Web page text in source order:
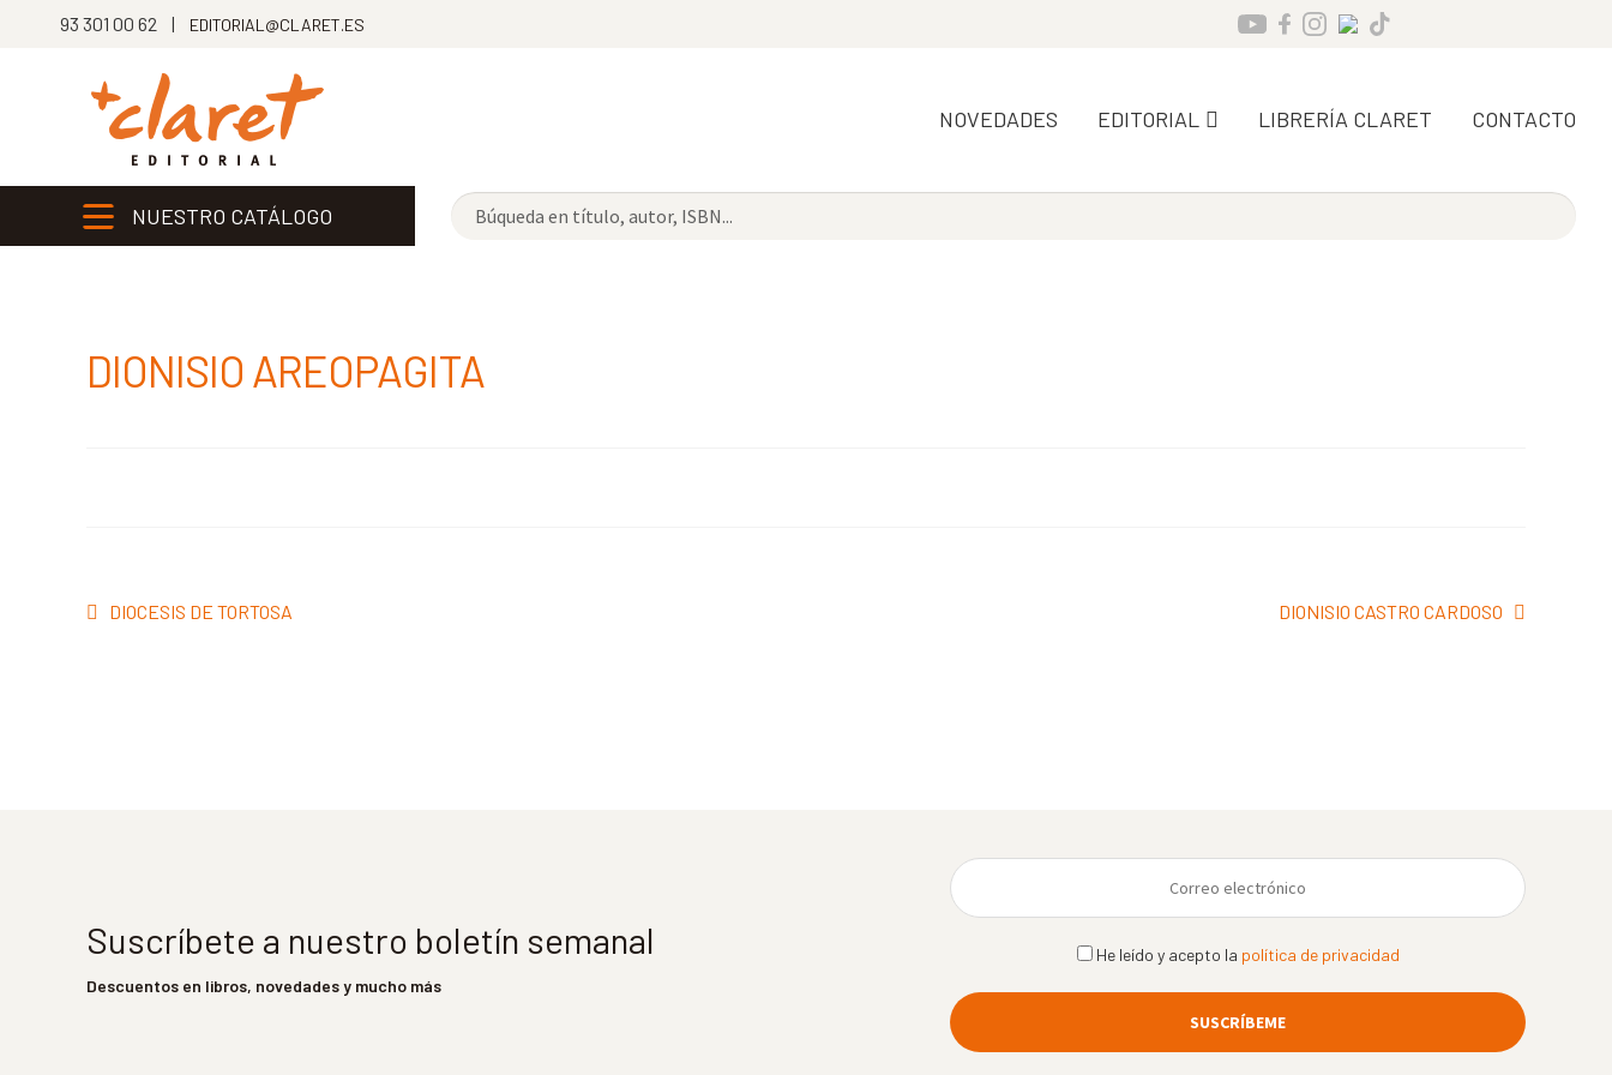
93 301 00 62 | EDITORIAL@CLARET.ES
NOVEDADES EDITORIAL LIBRERÍA CLARET CONTACTO
NUESTRO CATÁLOGO
DIONISIO AREOPAGITA
Navegación
Anterior:
DIOCESIS DE TORTOSA Siguiente:
DIONISIO CASTRO CARDOSO
Suscríbete a nuestro boletín semanal
Descuentos en libros, novedades y mucho más
He leído y acepto la política de privacidad